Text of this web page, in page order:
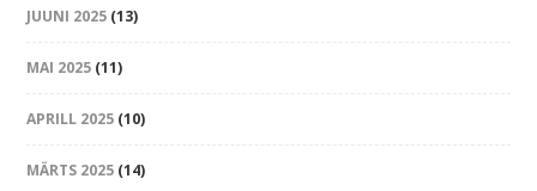
JUUNI 2025 (13)
MAI 2025 (11)
APRILL 2025 (10)
MÄRTS 2025 (14)